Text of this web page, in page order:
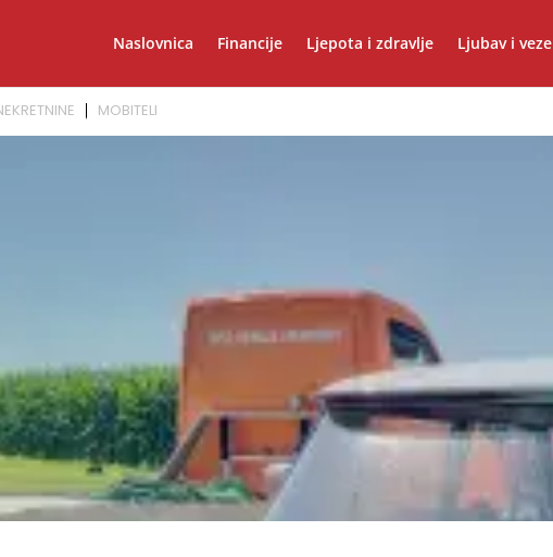
Naslovnica Financije Ljepota i zdravlje Ljubav i veze